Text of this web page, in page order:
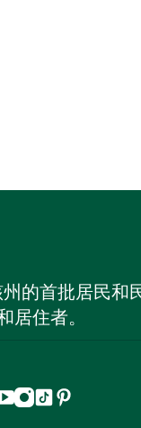
的首批居民
居住者。
Youtube
Instagram
抖 Pinterest